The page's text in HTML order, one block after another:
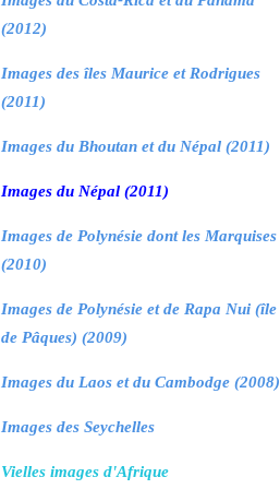
(2012)
Images des îles Maurice et Rodrigues
(2011)
Images du Bhoutan et du Népal (2011)
Images du Népal (2011)
Images de Polynésie dont les Marquises
(2010)
Images de Polynésie et de Rapa Nui (île
de Pâques) (2009)
Images du Laos et du Cambodge (2008)
Images des Seychelles
Vielles images d'Afrique